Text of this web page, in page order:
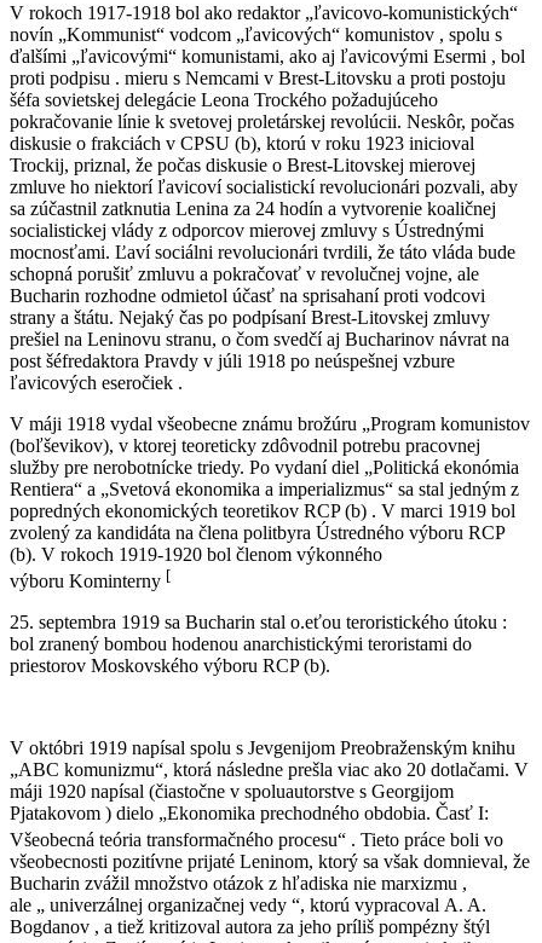
V rokoch 1917-1918 bol ako redaktor „ľavicovo-komunistických“
novín „Kommunist“ vodcom „ľavicových“ komunistov , spolu s
ďalšími „ľavicovými“ komunistami, ako aj ľavicovými Esermi , bol
proti podpisu . mieru s Nemcami v Brest-Litovsku a proti postoju
šéfa sovietskej delegácie Leona Trockého požadujúceho
pokračovanie línie k svetovej proletárskej revolúcii. Neskôr, počas
diskusie o frakciách v CPSU (b), ktorú v roku 1923 inicioval
Trockij, priznal, že počas diskusie o Brest-Litovskej mierovej
zmluve ho niektorí ľavicoví socialistickí revolucionári pozvali, aby
sa zúčastnil zatknutia Lenina za 24 hodín a vytvorenie koaličnej
socialistickej vlády z odporcov mierovej zmluvy s Ústrednými
mocnosťami. Ľaví sociálni revolucionári tvrdili, že táto vláda bude
schopná porušiť zmluvu a pokračovať v revolučnej vojne, ale
Bucharin rozhodne odmietol účasť na sprisahaní proti vodcovi
strany a štátu. Nejaký čas po podpísaní Brest-Litovskej zmluvy
prešiel na Leninovu stranu, o čom svedčí aj Bucharinov návrat na
post šéfredaktora Pravdy v júli 1918 po neúspešnej vzbure
ľavicových eseročiek .
V máji 1918 vydal všeobecne známu brožúru „Program komunistov
(boľševikov), v ktorej teoreticky zdôvodnil potrebu pracovnej
služby pre nerobotnícke triedy. Po vydaní diel „Politická ekonómia
Rentiera“ a „Svetová ekonomika a imperializmus“ sa stal jedným z
popredných ekonomických teoretikov RCP (b) . V marci 1919 bol
zvolený za kandidáta na člena politbyra Ústredného výboru RCP
(b). V rokoch 1919-1920 bol členom výkonného
výboru Kominterny [
25. septembra 1919 sa Bucharin stal o.eťou teroristického útoku :
bol zranený bombou hodenou anarchistickými teroristami do
priestorov Moskovského výboru RCP (b).
V októbri 1919 napísal spolu s Jevgenijom Preobraženským knihu
„ABC komunizmu“, ktorá následne prešla viac ako 20 dotlačami. V
máji 1920 napísal (čiastočne v spoluautorstve s Georgijom
Pjatakovom ) dielo „Ekonomika prechodného obdobia. Časť I:
Všeobecná teória transformačného procesu“ . Tieto práce boli vo
všeobecnosti pozitívne prijaté Leninom, ktorý sa však domnieval, že
Bucharin zvážil množstvo otázok z hľadiska nie marxizmu ,
ale „ univerzálnej organizačnej vedy “, ktorú vypracoval A. A.
Bogdanov , a tiež kritizoval autora za jeho príliš pompézny štýl